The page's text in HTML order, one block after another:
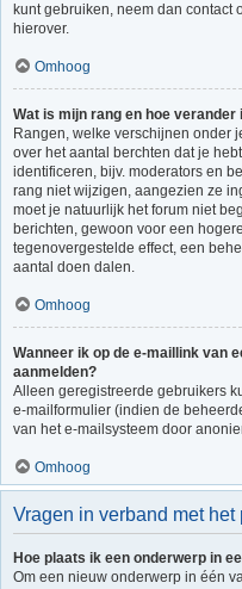
kunt gebruiken, neem dan contact
hierover.
Omhoog
Wat is mijn rang en hoe verander
Rangen, welke verschijnen onder
over het aantal berchten dat je
identificeren, bijv. moderators en
rang niet wijzigen, aangezien ze
moet je natuurlijk het forum niet
berichten, gewoon voor een
tegenovergestelde effect, een
aantal doen dalen.
Omhoog
Wanneer ik op de e-maillink van
aanmelden?
Alleen geregistreerde gebruikers
e-mailformulier (indien de
van het e-mailsysteem door
Omhoog
Vragen in verband met
Hoe plaats ik een onderwerp in
Om een nieuw onderwerp in één